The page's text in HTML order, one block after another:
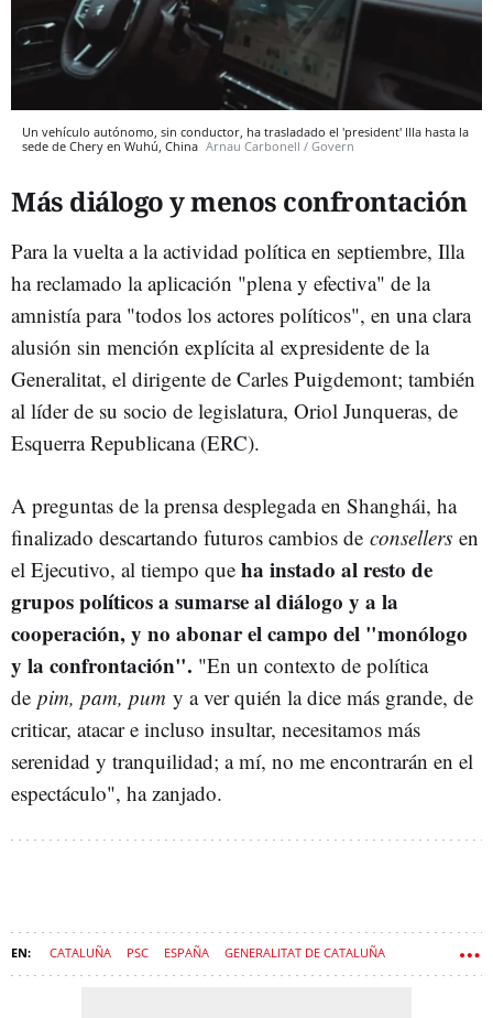
Un vehículo autónomo, sin conductor, ha trasladado el 'president' Illa hasta la
sede de Chery en Wuhú, China Arnau Carbonell / Govern
Más diálogo y menos confrontación
Para la vuelta a la actividad política en septiembre, Illa
ha reclamado la aplicación "plena y efectiva" de la
amnistía para "todos los actores políticos", en una clara
alusión sin mención explícita al expresidente de la
Generalitat, el dirigente de Carles Puigdemont; también
al líder de su socio de legislatura, Oriol Junqueras, de
Esquerra Republicana (ERC).
A preguntas de la prensa desplegada en Shanghái, ha
finalizado descartando futuros cambios de consellers en
el Ejecutivo, al tiempo que ha instado al resto de
grupos políticos a sumarse al diálogo y a la
cooperación, y no abonar el campo del "monólogo
y la confrontación". "En un contexto de política
de pim, pam, pum y a ver quién la dice más grande, de
criticar, atacar e incluso insultar, necesitamos más
serenidad y tranquilidad; a mí, no me encontrarán en el
espectáculo", ha zanjado.
CATALUÑA PSC ESPAÑA GENERALITAT DE CATALUÑA